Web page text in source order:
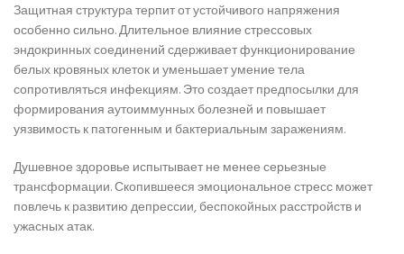
Защитная структура терпит от устойчивого напряжения
особенно сильно. Длительное влияние стрессовых
эндокринных соединений сдерживает функционирование
белых кровяных клеток и уменьшает умение тела
сопротивляться инфекциям. Это создает предпосылки для
формирования аутоиммунных болезней и повышает
уязвимость к патогенным и бактериальным заражениям.
Душевное здоровье испытывает не менее серьезные
трансформации. Скопившееся эмоциональное стресс может
повлечь к развитию депрессии, беспокойных расстройств и
ужасных атак.